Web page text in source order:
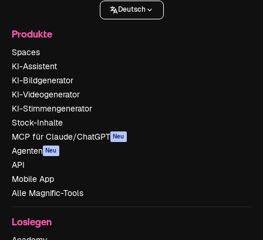
Deutsch
Produkte
Spaces
KI-Assistent
KI-Bildgenerator
KI-Videogenerator
KI-Stimmengenerator
Stock-Inhalte
MCP für Claude/ChatGPT Neu
Agenten Neu
API
Mobile App
Alle Magnific-Tools
Loslegen